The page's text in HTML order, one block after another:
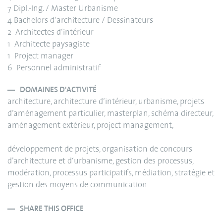
7 Dipl.-Ing. / Master Urbanisme
4 Bachelors d‘architecture / Dessinateurs
2 Architectes d‘intérieur
1 Architecte paysagiste
1 Project manager
6 Personnel administratif
DOMAINES D'ACTIVITÉ
architecture, architecture d‘intérieur, urbanisme, projets
d’aménagement particulier, masterplan, schéma directeur,
aménagement extérieur, project management,
développement de projets, organisation de concours
d’architecture et d‘urbanisme, gestion des processus,
modération, processus participatifs, médiation, stratégie et
gestion des moyens de communication
SHARE THIS OFFICE